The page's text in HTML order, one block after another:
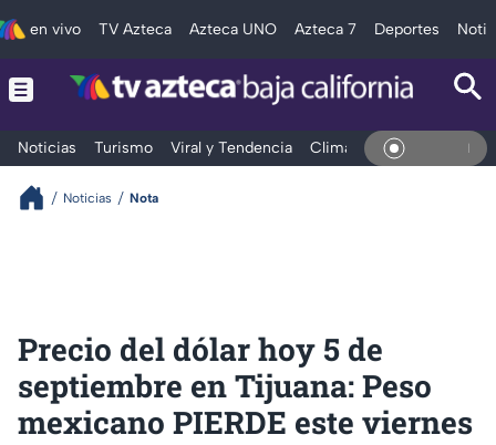
en vivo TV Azteca Azteca UNO Azteca 7 Deportes
Noticias Turismo Viral y Tendencia Clima Deportes En Vivo
Noticias Nota
Precio del dólar hoy 5 de
septiembre en Tijuana: Peso
mexicano PIERDE este viernes